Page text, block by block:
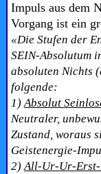
Impuls aus dem
Vorgang ist ein
«Die Stufen der
SEIN-Absolutum
absoluten Nichts
folgende:
1)Absolut
Neutraler,
Zustand, woraus
Geistenergie-
2)All-Ur-Ur-Erst-